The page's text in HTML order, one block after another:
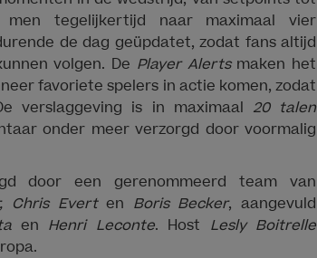
tegelijkertijd naar maximaal vier
de dag geüpdatet, zodat fans altijd
volgen. De Player Alertsmaken het
favoriete spelers in actie komen, zodat
verslaggeving is in maximaal 20 talen
onder meer verzorgd door voormalig
door een gerenommeerd team van
Chris Everten Boris Becker, aangevuld
en Henri Leconte. Host Lesly Boitrelle